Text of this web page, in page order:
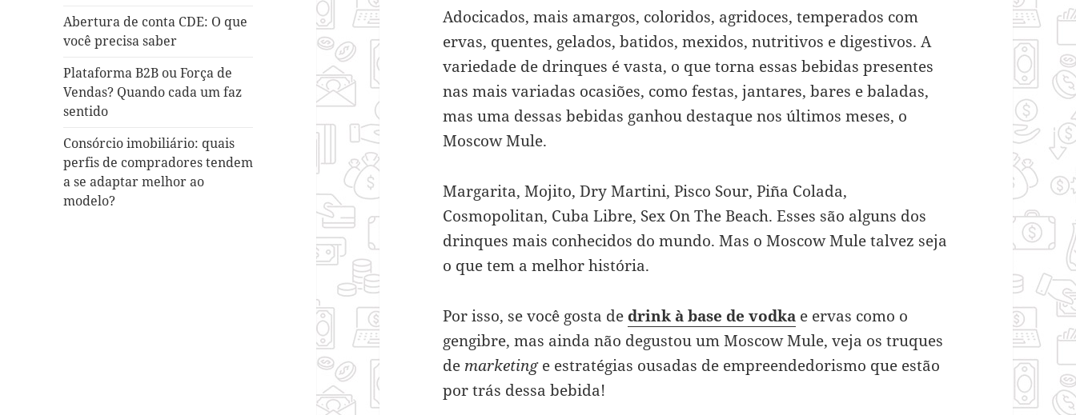
Abertura de conta CDE: O que
você precisa saber
Plataforma B2B ou Força de
Vendas? Quando cada um faz
sentido
Consórcio imobiliário: quais
perfis de compradores tendem
a se adaptar melhor ao
modelo?
Adocicados, mais amargos, coloridos, agridoces, temperados com
ervas, quentes, gelados, batidos, mexidos, nutritivos e digestivos. A
variedade de drinques é vasta, o que torna essas bebidas presentes
nas mais variadas ocasiões, como festas, jantares, bares e baladas,
mas uma dessas bebidas ganhou destaque nos últimos meses, o
Moscow Mule.
Margarita, Mojito, Dry Martini, Pisco Sour, Piña Colada,
Cosmopolitan, Cuba Libre, Sex On The Beach. Esses são alguns dos
drinques mais conhecidos do mundo. Mas o Moscow Mule talvez seja
o que tem a melhor história.
Por isso, se você gosta de drink à base de vodka e ervas como o
gengibre, mas ainda não degustou um Moscow Mule, veja os truques
de marketinge estratégias ousadas de empreendedorismo que estão
por trás dessa bebida!